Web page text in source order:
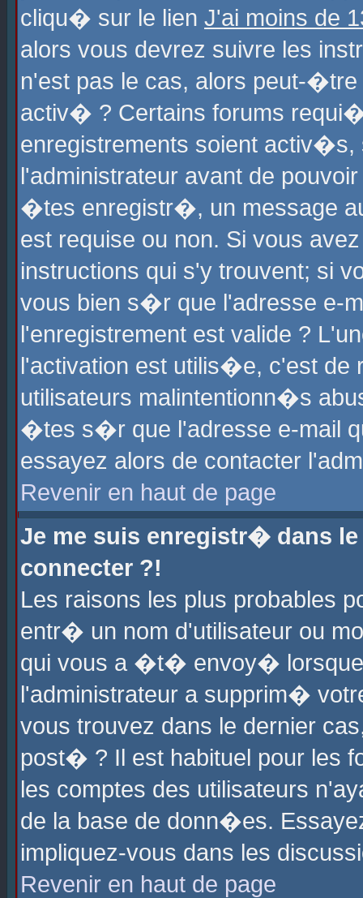
cliqu� sur le lien J'ai moins de
alors vous devrez suivre les
n'est pas le cas, alors peut-
activ� ? Certains forums
enregistrements soient
l'administrateur avant de
�tes enregistr�, un message
est requise ou non. Si vous
instructions qui s'y trouvent; si
vous bien s�r que l'adresse e-
l'enregistrement est valide ?
l'activation est utilis�e, c'est
utilisateurs malintentionn�s
�tes s�r que l'adresse e-mail
essayez alors de contacter
Revenir en haut de page
Je me suis enregistr� dans
connecter ?!
Les raisons les plus probables
entr� un nom d'utilisateur ou
qui vous a �t� envoy�
l'administrateur a supprim�
vous trouvez dans le dernier
post� ? Il est habituel pour les
les comptes des utilisateurs
de la base de donn�es.
impliquez-vous dans les
Revenir en haut de page